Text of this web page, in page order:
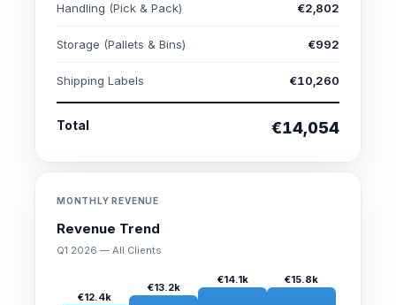
Handling (Pick & Pack) €2,802
Storage (Pallets & Bins) €992
Shipping Labels €10,260
Total €14,054
MONTHLY REVENUE
Revenue Trend
Q1 2026 — All Clients
€12.4k
€13.2k
€14.1k €15.8k